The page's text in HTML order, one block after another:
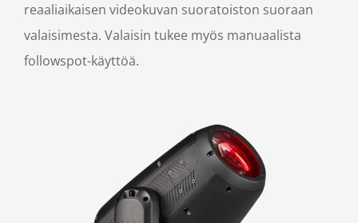
reaaliaikaisen videokuvan suoratoiston suoraan
valaisimesta. Valaisin tukee myös manuaalista
followspot-käyttöä.